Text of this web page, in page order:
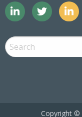
Copyright ©